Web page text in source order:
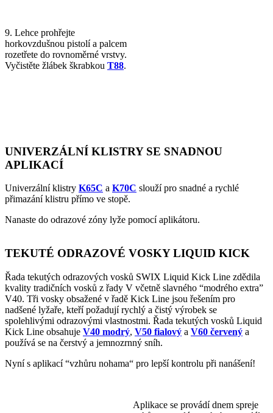
9. Lehce prohřejte
horkovzdušnou pistolí a palcem
rozetřete do rovnoměrné vrstvy.
Vyčistěte žlábek škrabkou T88.
UNIVERZÁLNÍ KLISTRY SE SNADNOU
APLIKACÍ
Univerzální klistry K65C a K70C slouží pro snadné a rychlé
přimazání klistru přímo ve stopě.
Nanaste do odrazové zóny lyže pomocí aplikátoru.
TEKUTÉ ODRAZOVÉ VOSKY LIQUID KICK
Řada tekutých odrazových vosků SWIX Liquid Kick Line zdědila
kvality tradičních vosků z řady V včetně slavného “modrého extra”
V40. Tři vosky obsažené v řadě Kick Line jsou řešením pro
nadšené lyžaře, kteří požadují rychlý a čistý výrobek se
spolehlivými odrazovými vlastnostmi. Řada tekutých vosků Liquid
Kick Line obsahuje V40 modrý, V50 fialový a V60 červený a
používá se na čerstvý a jemnozrnný sníh.
Nyní s aplikací “vzhůru nohama“ pro lepší kontrolu při nanášení!
Aplikace se provádí dnem spreje